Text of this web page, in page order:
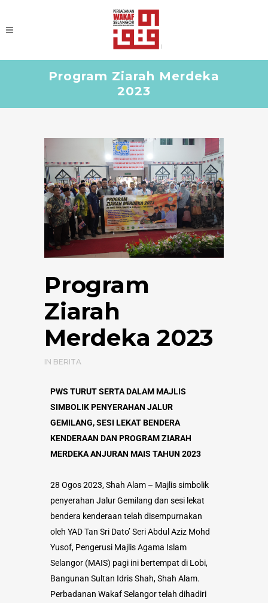
Program Ziarah Merdeka
2023
Program
Ziarah
Merdeka 2023
IN BERITA
PWS TURUT SERTA DALAM MAJLIS
SIMBOLIK PENYERAHAN JALUR
GEMILANG, SESI LEKAT BENDERA
KENDERAAN DAN PROGRAM ZIARAH
MERDEKA ANJURAN MAIS TAHUN 2023
28 Ogos 2023, Shah Alam – Majlis simbolik
penyerahan Jalur Gemilang dan sesi lekat
bendera kenderaan telah disempurnakan
oleh YAD Tan Sri Dato’ Seri Abdul Aziz Mohd
Yusof, Pengerusi Majlis Agama Islam
Selangor (MAIS) pagi ini bertempat di Lobi,
Bangunan Sultan Idris Shah, Shah Alam.
Perbadanan Wakaf Selangor telah dihadiri